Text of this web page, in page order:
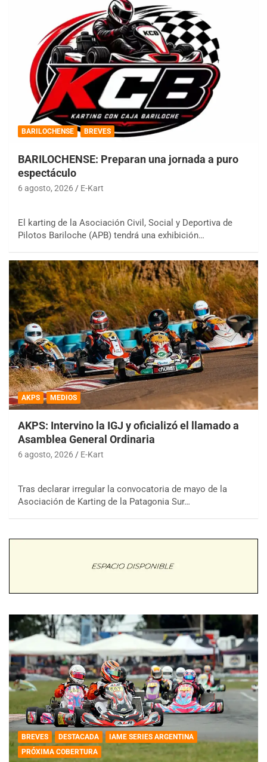
BARILOCHENSE BREVES
BARILOCHENSE: Preparan una jornada a puro
espectáculo
6 agosto, 2026 E-Kart
El karting de la Asociación Civil, Social y Deportiva de
Pilotos Bariloche (APB) tendrá una exhibición…
AKPS MEDIOS
AKPS: Intervino la IGJ y oficializó el llamado a
Asamblea General Ordinaria
6 agosto, 2026 E-Kart
Tras declarar irregular la convocatoria de mayo de la
Asociación de Karting de la Patagonia Sur…
BREVES DESTACADA
IAME SERIES ARGENTINA
PRÓXIMA COBERTURA